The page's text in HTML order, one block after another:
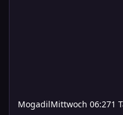
MogadilMittwoch 06:271